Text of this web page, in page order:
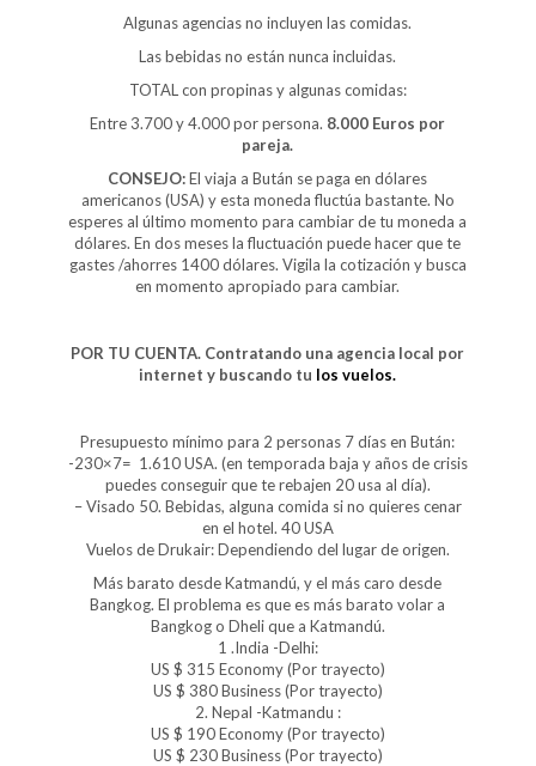
Algunas agencias no incluyen las comidas.
Las bebidas no están nunca incluidas.
TOTAL con propinas y algunas comidas:
Entre 3.700 y 4.000 por persona. 8.000 Euros por
pareja.
CONSEJO:El viaja a Bután se paga en dólares
americanos (USA) y esta moneda fluctúa bastante. No
esperes al último momento para cambiar de tu moneda a
dólares. En dos meses la fluctuación puede hacer que te
gastes /ahorres 1400 dólares. Vigila la cotización y busca
en momento apropiado para cambiar.
POR TU CUENTA. Contratando una agencia local por
internet y buscando tu los vuelos.
Presupuesto mínimo para 2 personas 7 días en Bután:
-230×7= 1.610 USA. (en temporada baja y años de crisis
puedes conseguir que te rebajen 20 usa al día).
– Visado 50. Bebidas, alguna comida si no quieres cenar
en el hotel. 40 USA
Vuelos de Drukair: Dependiendo del lugar de origen.
Más barato desde Katmandú, y el más caro desde
Bangkog. El problema es que es más barato volar a
Bangkog o Dheli que a Katmandú.
1 .India -Delhi:
US $ 315 Economy (Por trayecto)
US $ 380 Business (Por trayecto)
2. Nepal -Katmandu :
US $ 190 Economy (Por trayecto)
US $ 230 Business (Por trayecto)